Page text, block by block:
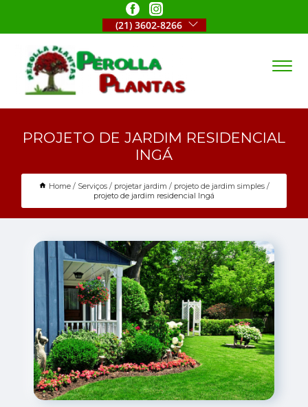
(21) 3602-8266
PROJETO DE JARDIM RESIDENCIAL
INGÁ
Home Serviços projetar jardim
projeto de jardim simples
projeto de jardim residencial Ingá